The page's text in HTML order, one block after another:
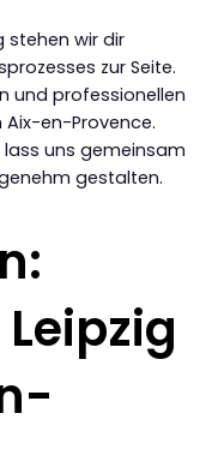
stehen wir dir
zur Seite.
und professionellen
Aix-en-Provence.
uns gemeinsam
gestalten.